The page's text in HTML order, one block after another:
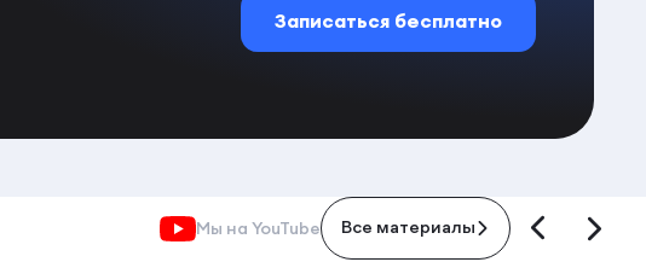
Записаться бесплатно
Мы на YouTube Все материалы